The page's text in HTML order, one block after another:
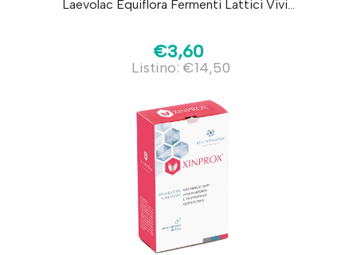
Laevolac Equiflora Fermenti Lattici Vivi...
€3,60
Listino: €14,50